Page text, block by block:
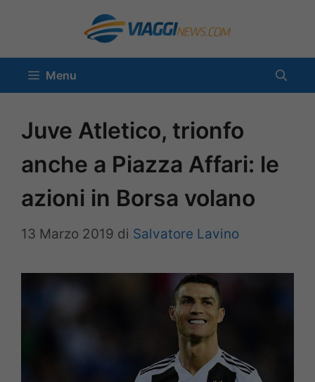
contenuto
Menu
Juve Atletico, trionfo
anche a Piazza Affari: le
azioni in Borsa volano
13 Marzo 2019 di Salvatore Lavino